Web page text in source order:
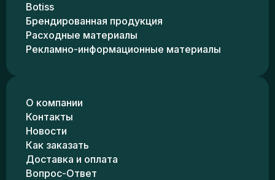
Botiss
Брендированная продукция
Расходные материалы
Рекламно-информационные материалы
О компании
Контакты
Новости
Как заказать
Доставка и оплата
Вопрос-Ответ